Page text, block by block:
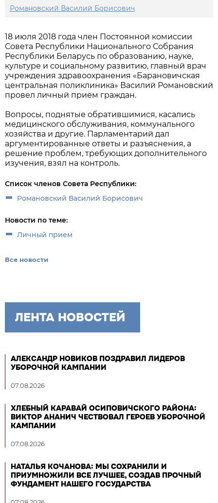
Романовский Василий Борисович
18 июля 2018 года член Постоянной комиссии
Совета Республики Национального Собрания
Республики Беларусь по образованию, науке,
культуре и социальному развитию, главный врач
учреждения здравоохранения «Барановичская
центральная поликлиника» Василий Романовский
провел личный прием граждан.
Вопросы, поднятые обратившимися, касались
медицинского обслуживания, коммунального
хозяйства и другие. Парламентарий дал
аргументированные ответы и разъяснения, а
решение проблем, требующих дополнительного
изучения, взял на контроль.
Список членов Совета Республики:
Романовский Василий Борисович
Новости по теме:
Личный прием
Все новости
ЛЕНТА НОВОСТЕЙ
АЛЕКСАНДР НОВИКОВ ПОЗДРАВИЛ ЛИДЕРОВ
УБОРОЧНОЙ КАМПАНИИ
07.08.2026
ХЛЕБНЫЙ КАРАВАЙ ОСИПОВИЧСКОГО РАЙОНА:
ВИКТОР АНАНИЧ ЧЕСТВОВАЛ ГЕРОЕВ УБОРОЧНОЙ
КАМПАНИИ
07.08.2026
НАТАЛЬЯ КОЧАНОВА: МЫ СОХРАНИЛИ И
ПРИУМНОЖИЛИ ВСЕ ЛУЧШЕЕ, СОЗДАВ ПРОЧНЫЙ
ФУНДАМЕНТ НАШЕГО ГОСУДАРСТВА